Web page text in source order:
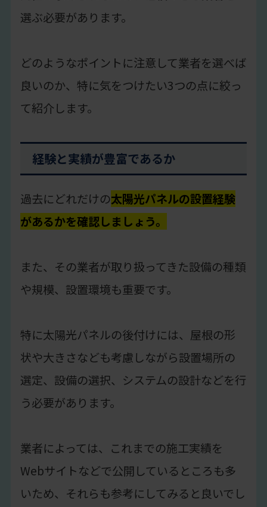
選ぶ必要があります。
どのようなポイントに注意して業者を選べば
良いのか、特に気をつけたい3つの点に絞っ
て紹介します。
経験と実績が豊富であるか
過去にどれだけの太陽光パネルの設置経験
があるかを確認しましょう。
また、その業者が取り扱ってきた設備の種類
や規模、設置環境も重要です。
特に太陽光パネルの後付けには、屋根の形
状や大きさなども考慮しながら設置場所の
選定、設備の選択、システムの設計などを行
う必要があります。
業者によっては、これまでの施工実績を
Webサイトなどで公開しているところも多
いため、それらも参考にしてみると良いでし